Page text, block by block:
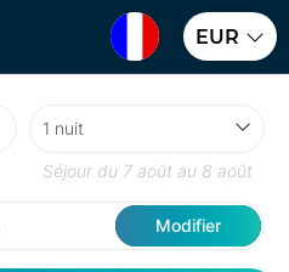
EUR
Séjour du 7 août au 8 août
Modifier